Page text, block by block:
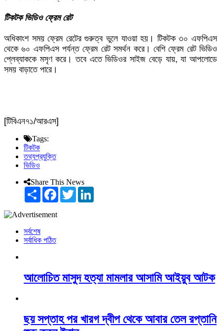
টিকটক ভিডিও ফ্রেম রেট
অধিকাংশ সময় ফ্রেম রেটের গুরুত্ব ভুলে যাওয়া হয়। টিকটক ৩০ এফপিএস
থেকে ৬০ এফপিএস পর্যন্ত ফ্রেম রেট সমর্থন করে। বেশি ফ্রেম রেট ভিডিও
প্লেব্যাককে মসৃণ করে। তবে এতে ভিডিওর সাইজ বেড়ে যায়, যা আপলোডে
সময় বাড়াতে পারে।
[টিবিএন৭১/আরএস]
Tags:
টিকটক
তথ্যপ্রযুক্তি
ভিডিও
Share This News
Share FacebookTwitter
সর্বশেষ
সর্বাধিক পঠিত
আলোচিত মাসুদ হত্যা মামলার আসামি আইয়ুব আটক
ছয় সপ্তাহ পর খারগ দ্বীপ থেকে আবার তেল রপ্তানি